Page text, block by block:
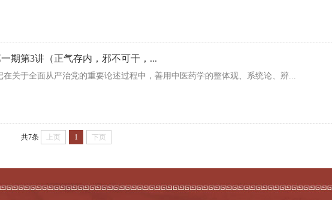
期第3讲（正气存内，邪不可干，...
关于全面从严治党的重要论述过程中，善用中医药学的整体观、系统论、辨...
共7条 上页 1 下页